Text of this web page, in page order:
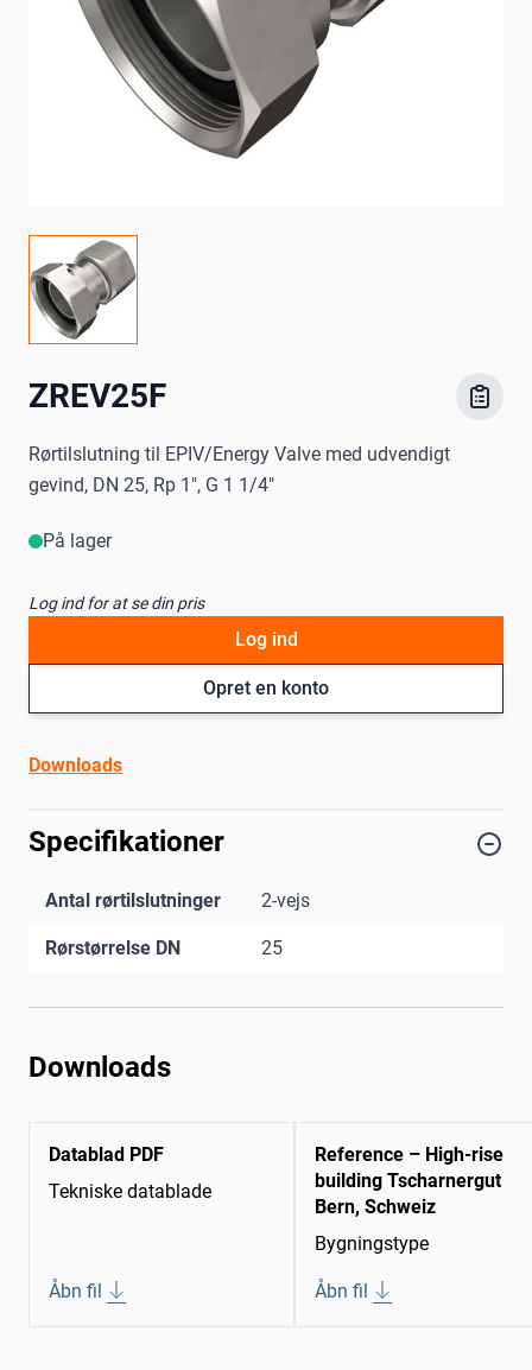
ZREV25F
Rørtilslutning til EPIV/Energy Valve med udvendigt
gevind, DN 25, Rp 1", G 1 1/4"
På lager
Log ind for at se din pris
Opret en konto
Log ind
Downloads
Specifikationer
Antal rørtilslutninger 2-vejs
Rørstørrelse DN 25
Downloads
Datablad PDF
Tekniske datablade
Åbn fil
Reference – High-rise
building Tscharnergut
Bern, Schweiz
Bygningstype
Åbn fil